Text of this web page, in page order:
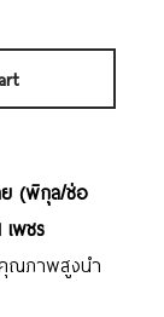
ย (พิกุล/ช่อ
พชร
ณภาพสูงนำ